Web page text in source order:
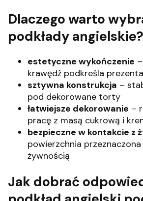
Dlaczego warto
podkłady angielskie?
estetyczne wykończenie
krawędź podkreśla
sztywna konstrukcja –
pod dekorowane torty
łatwiejsze dekorowanie –
pracę z masą cukrową i
bezpieczne w kontakcie z
powierzchnia
żywnością
Jak dobrać